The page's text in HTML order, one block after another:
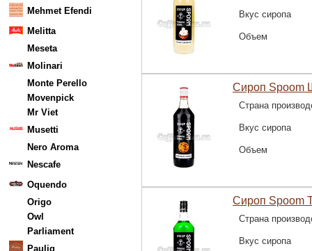
Mehmet Efendi
Melitta
Meseta
Molinari
Monte Perello
Movenpick
Mr Viet
Musetti
Nero Aroma
Nescafe
Oquendo
Origo
Owl
Parliament
Paulig
Вкус сиропа
Объем
Сироп Spoom
Страна
Вкус сиропа
Объем
Сироп Spoom
Страна
Вкус сиропа